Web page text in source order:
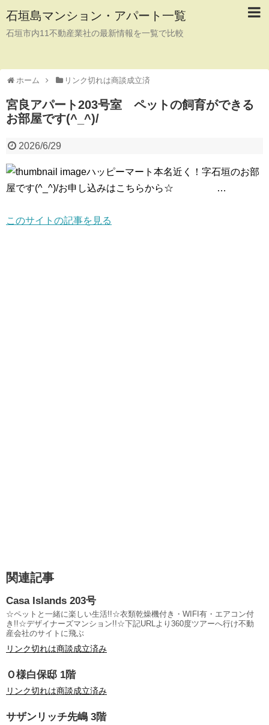
石垣島マンション・アパート一覧
石垣市内11不動産業社の最新情報を一覧で比較
ホーム リンク切れは商談成立済
宮良アパート203号室 ペットの飼育ができる
お部屋です(^_^)/
2026/6/29
ハッピーマート本名近く！字石垣のお部
屋です(^_^)/お申し込みはこちらから☆ …
このサイトの記事を見る
関連記事
Casa Islands 203号
☆ペットと一緒に楽しい生活!!☆衣類乾燥機付き・WIFI有・エアコン付
き!!☆デザイナーズマンション!!☆下記URLより360度ツアーへ行け不動
産会社のサイトに飛ぶ
リンク切れは商談成立済み
Ｏ様白保邸 1階
リンク切れは商談成立済み
サザンリッチ先嶋 3階